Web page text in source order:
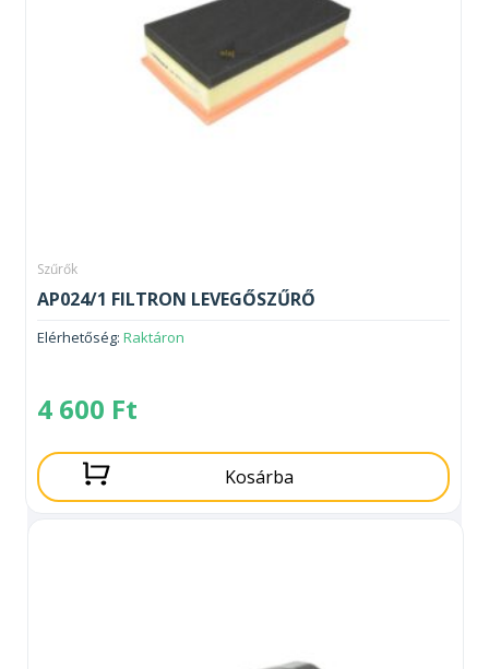
Szűrők
AP024/1 FILTRON LEVEGŐSZŰRŐ
Elérhetőség: Raktáron
4 600 Ft
Kosárba